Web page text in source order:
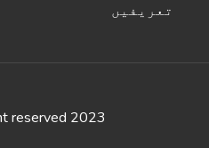
تعریفیں
2023 VgoAi, All right reserved